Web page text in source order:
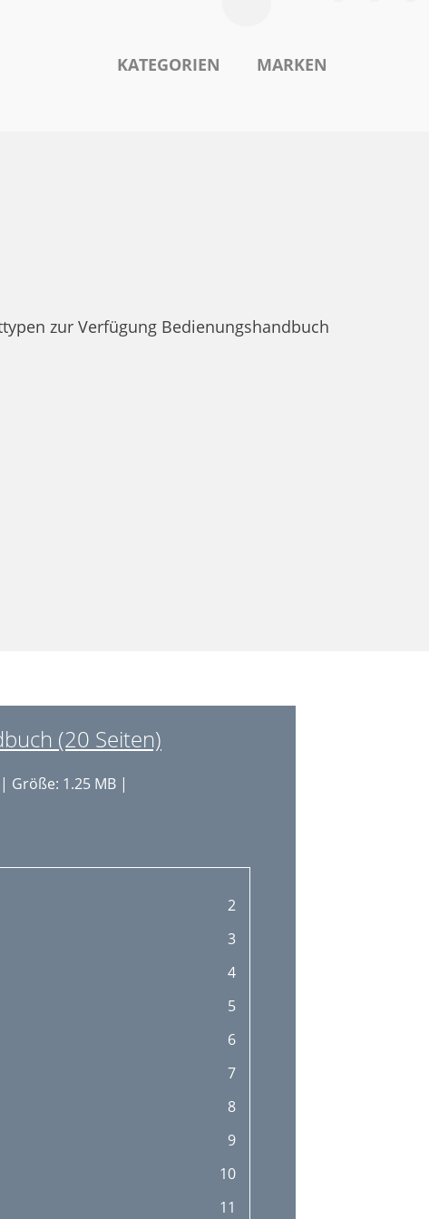
KATEGORIEN MARKEN
zur Verfügung Bedienungshandbuch
(20 Seiten)
| Größe: 1.25 MB |
2
3
4
5
6
7
8
9
10
11